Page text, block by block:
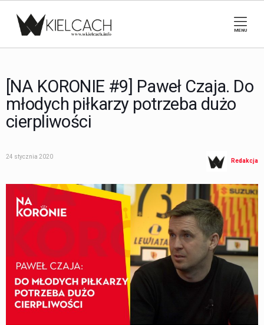
MENU
[NA KORONIE #9] Paweł Czaja. Do
młodych piłkarzy potrzeba dużo
cierpliwości
24 stycznia 2020
Redakcja